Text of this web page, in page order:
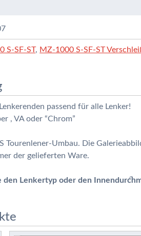
S-SF-ST, MZ-1000 S-SF-ST
passend für alle Lenker!
, VA oder “Chrom”
Tourenlener-Umbau. Die
der gelieferten Ware.
den Lenkertyp oder den